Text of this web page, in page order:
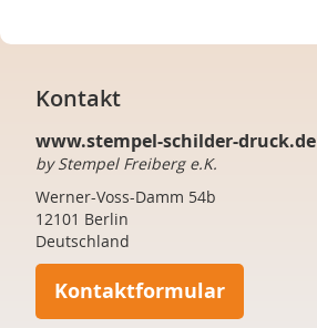
Kontakt
www.stempel-schilder-druck.de
by Stempel Freiberg e.K.
Werner-Voss-Damm 54b
12101 Berlin
Deutschland
Kontaktformular